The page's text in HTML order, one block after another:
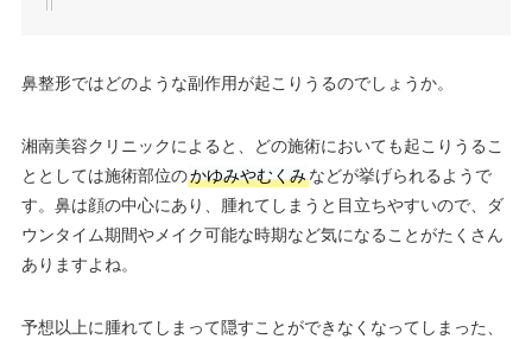
鼻整形ではどのような副作用が起こりうるのでしょうか。
湘南美容クリニックによると、どの施術においても起こりうるこ
ととしては施術部位のかゆみやむくみなどが挙げられるようで
す。鼻は顔の中心にあり、腫れてしまうと目立ちやすいので、ダ
ウンタイム期間やメイク可能な時期など気になることがたくさん
ありますよね。
予想以上に腫れてしまって隠すことができなくなってしまった、